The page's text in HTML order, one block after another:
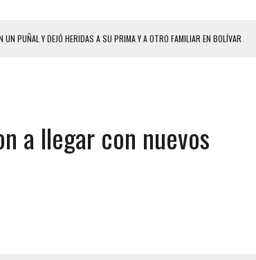
PUÑAL Y DEJÓ HERIDAS A SU PRIMA Y A OTRO FAMILIAR EN BOLÍVAR
EL CUERPO DENTRO DE SU CASA
Y ABUSADA POR LA PAREJA DE SU ABUELA
VENEZOLANA EN REUNIÓN CON AMIGOS
DESENCADENÓ TRAGEDIA FAMILIAR
MAGNITUD EN ZONA INDUSTRIAL DE EL LLANITO
a llegar con nuevos